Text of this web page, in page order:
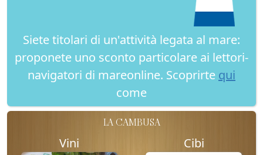
Siete titolari di un'attività legata al mare:
proponete uno sconto particolare ai lettori-
navigatori di mareonline. Scoprirte qui
come
LA CAMBUSA
Vini Cibi